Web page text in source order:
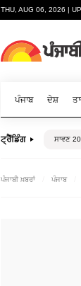
THU, AUG 06, 2026 |
ਪੰਜਾਬ ਦੇਸ਼
ਟ੍ਰੈਂਡਿੰਗ ਸਾਵਣ
ਪੰਜਾਬੀ ਖ਼ਬਰਾਂ ਪੰਜਾਬ